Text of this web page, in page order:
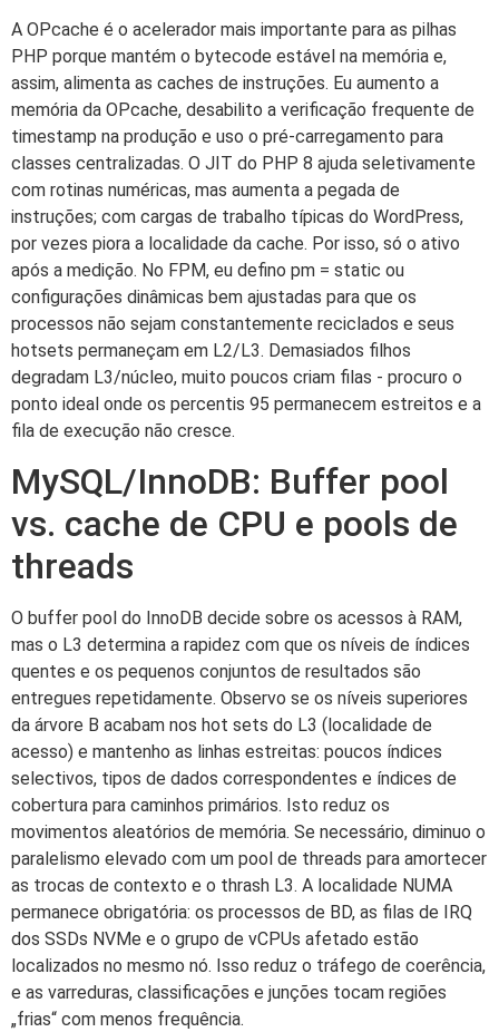
A OPcache é o acelerador mais importante para as pilhas
PHP porque mantém o bytecode estável na memória e,
assim, alimenta as caches de instruções. Eu aumento a
memória da OPcache, desabilito a verificação frequente de
timestamp na produção e uso o pré-carregamento para
classes centralizadas. O JIT do PHP 8 ajuda seletivamente
com rotinas numéricas, mas aumenta a pegada de
instruções; com cargas de trabalho típicas do WordPress,
por vezes piora a localidade da cache. Por isso, só o ativo
após a medição. No FPM, eu defino pm = static ou
configurações dinâmicas bem ajustadas para que os
processos não sejam constantemente reciclados e seus
hotsets permaneçam em L2/L3. Demasiados filhos
degradam L3/núcleo, muito poucos criam filas - procuro o
ponto ideal onde os percentis 95 permanecem estreitos e a
fila de execução não cresce.
MySQL/InnoDB: Buffer pool
vs. cache de CPU e pools de
threads
O buffer pool do InnoDB decide sobre os acessos à RAM,
mas o L3 determina a rapidez com que os níveis de índices
quentes e os pequenos conjuntos de resultados são
entregues repetidamente. Observo se os níveis superiores
da árvore B acabam nos hot sets do L3 (localidade de
acesso) e mantenho as linhas estreitas: poucos índices
selectivos, tipos de dados correspondentes e índices de
cobertura para caminhos primários. Isto reduz os
movimentos aleatórios de memória. Se necessário, diminuo o
paralelismo elevado com um pool de threads para amortecer
as trocas de contexto e o thrash L3. A localidade NUMA
permanece obrigatória: os processos de BD, as filas de IRQ
dos SSDs NVMe e o grupo de vCPUs afetado estão
localizados no mesmo nó. Isso reduz o tráfego de coerência,
e as varreduras, classificações e junções tocam regiões
„frias“ com menos frequência.